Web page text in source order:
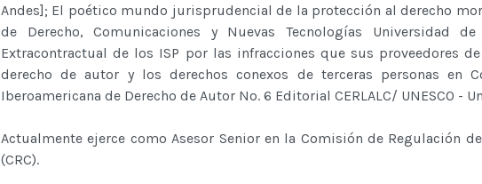
Andes]; El poético mundo jurisprudencial de la protección al derecho
de Derecho, Comunicaciones y Nuevas Tecnologías Universidad
Extracontractual de los ISP por las infracciones que sus proveedores
derecho de autor y los derechos conexos de terceras personas en
Iberoamericana de Derecho de Autor No. 6 Editorial CERLALC/ UNESCO -
Actualmente ejerce como Asesor Senior en la Comisión de Regulación
(CRC).